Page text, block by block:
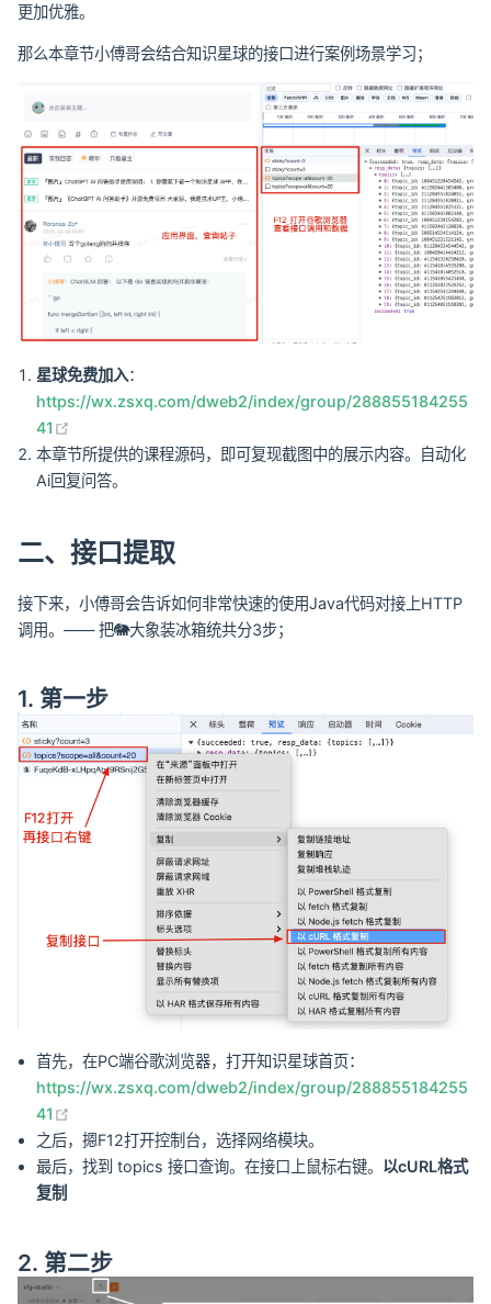
更加优雅。
那么本章节小傅哥会结合知识星球的接口进行案例场景学习；
星球免费加入：
https://wx.zsxq.com/dweb2/index/group/288855184255
41
本章节所提供的课程源码，即可复现截图中的展示内容。自动化
Ai回复问答。
二、接口提取
接下来，小傅哥会告诉如何非常快速的使用Java代码对接上HTTP
调用。—— 把🐘大象装冰箱统共分3步；
1. 第一步
首先，在PC端谷歌浏览器，打开知识星球首页：
https://wx.zsxq.com/dweb2/index/group/288855184255
41
之后，摁F12打开控制台，选择网络模块。
最后，找到 topics 接口查询。在接口上鼠标右键。 以cURL格式
复制
2. 第二步